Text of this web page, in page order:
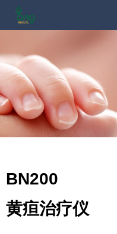
BN200
黄疸治疗仪